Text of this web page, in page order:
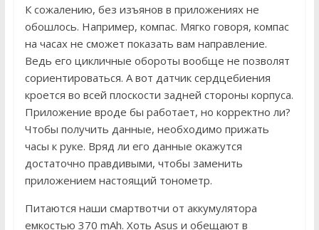
К сожалению, без изъянов в приложениях не
обошлось. Например, компас. Мягко говоря, компас
на часах не сможет показать вам направление.
Ведь его цикличные обороты вообще не позволят
сориентироваться. А вот датчик сердцебиения
кроется во всей плоскости задней стороны корпуса.
Приложение вроде бы работает, но корректно ли?
Чтобы получить данные, необходимо прижать
часы к руке. Вряд ли его данные окажутся
достаточно правдивыми, чтобы заменить
приложением настоящий тонометр.
Питаются наши смартвотчи от аккумулятора
емкостью 370 mAh. Хоть Asus и обещают в